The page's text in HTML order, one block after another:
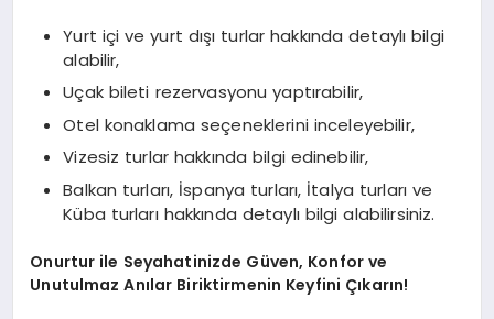
Yurt içi ve yurt dışı turlar hakkında detaylı bilgi
alabilir,
Uçak bileti rezervasyonu yaptırabilir,
Otel konaklama seçeneklerini inceleyebilir,
Vizesiz turlar hakkında bilgi edinebilir,
Balkan turları, İspanya turları, İtalya turları ve
Küba turları hakkında detaylı bilgi alabilirsiniz.
Onurtur ile Seyahatinizde Güven, Konfor ve
Unutulmaz Anılar Biriktirmenin Keyfini Çıkarın!